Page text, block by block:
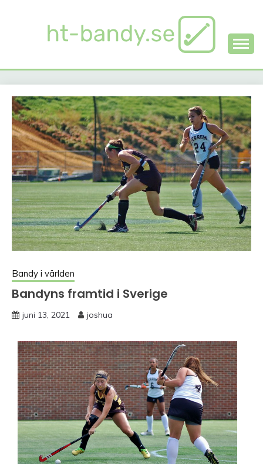
HT-BANDY.SE
Bandy i världen
Bandyns framtid i Sverige
juni 13, 2021 joshua